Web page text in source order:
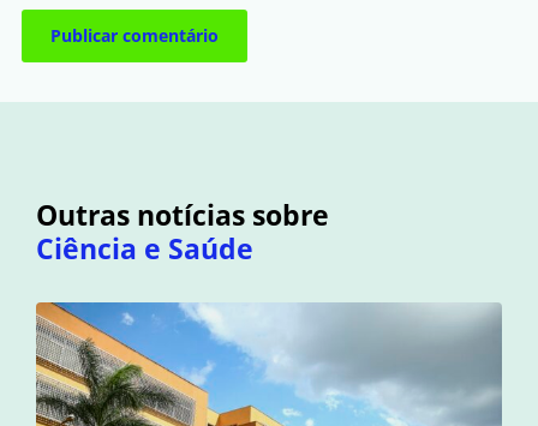
Outras notícias sobre
Ciência e Saúde